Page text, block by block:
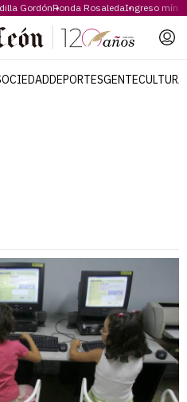
GordónRonda RosaledaIngreso
DEPORTESGENTECULTURA